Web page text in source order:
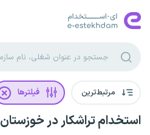
مرتبط‌ترین فیلترها
استخدام تراشکار در خوزستان